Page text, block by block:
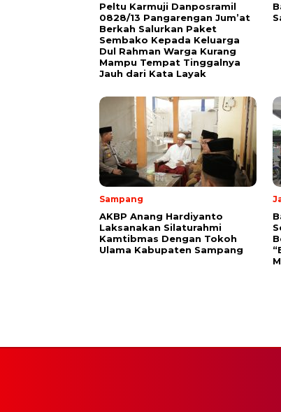
Peltu Karmuji Danposramil
0828/13 Pangarengan Jum’at
Berkah Salurkan Paket
Sembako Kepada Keluarga
Dul Rahman Warga Kurang
Mampu Tempat Tinggalnya
Jauh dari Kata Layak
Sampang
AKBP Anang Hardiyanto
Laksanakan Silaturahmi
Kamtibmas Dengan Tokoh
Ulama Kabupaten Sampang